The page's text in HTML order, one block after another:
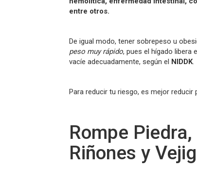
entre otros.
De igual modo, tener sobrepeso u
peso muy rápido, pues el hígado libera
vacíe adecuadamente, según el NIDDK.
Para reducir tu riesgo, es mejor
Rompe
Riñones y